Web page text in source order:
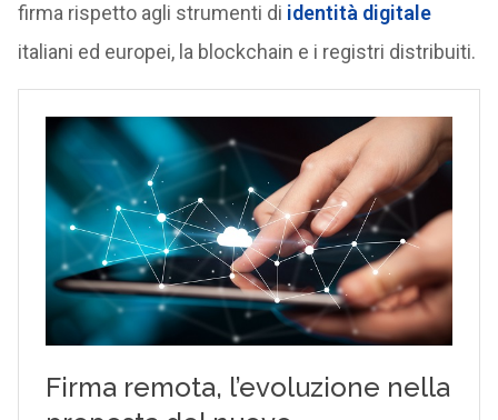
firma rispetto agli strumenti di identità digitale
italiani ed europei, la blockchain e i registri distribuiti.